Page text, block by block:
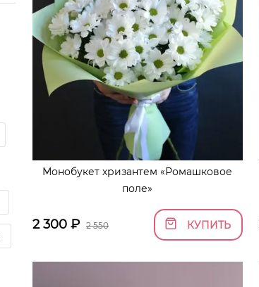
Монобукет хризантем «Ромашковое
поле»
2 300 ₽ 2 550 КУПИТЬ